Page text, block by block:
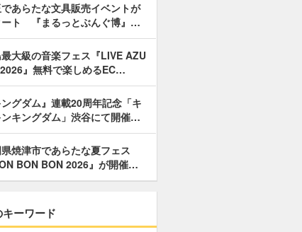
あらたな文具販売イベントが
ート 『まるっとぶんぐ博』…
大級の音楽フェス『LIVE AZU
』無料で楽しめるEC…
ングダム』連載20周年記念「キ
キングダム」渋谷にて開催…
焼津市であらたな夏フェス
BON BON 2026』が開催…
キーワード